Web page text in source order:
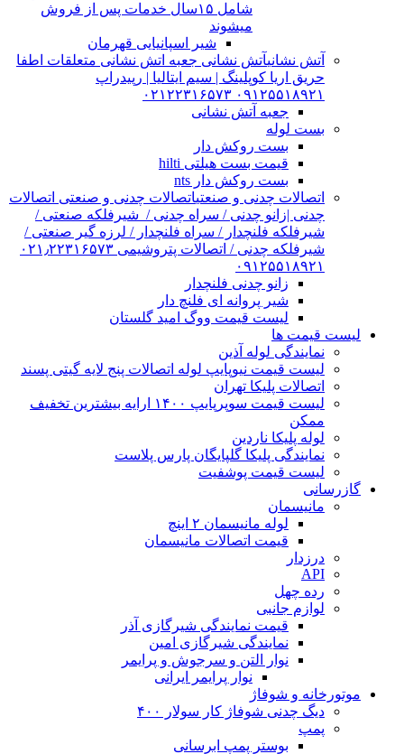
شامل ۱۵سال خدمات پس از فروش
میشوند
شیر اسپانیایی قهرمان
آتش نشانیآتش نشانی جعبه اتش نشانی متعلقات اطفا
حریق اریا کوپلینگ | سیم ایتالیا | رپیدراپ
۰۹۱۲۵۵۱۸۹۲۱ ۰۲۱۲۲۳۱۶۵۷۳
جعبه آتش نشانی
بست لوله
بست روکش دار
قیمت بست هیلتی hilti
بست روکش دار nts
اتصالات چدنی و صنعتیاتصالات چدنی و صنعتی اتصالات
چدنی |زانو چدنی / سراه چدنی / شیرفلکه صنعتی /
شیرفلکه فلنچدار / سراه فلنچدار / لرزه گیر صنعتی /
شیرفلکه چدنی / اتصالات پتروشیمی ۰۲۱٫۲۲۳۱۶۵۷۳
۰۹۱۲۵۵۱۸۹۲۱
زانو چدنی فلنچدار
شیر پروانه ای فلنچ دار
لیست قیمت ووگ امید گلستان
لیست قیمت ها
نمایندگی لوله آذین
لیست قیمت نیوپایپ لوله اتصالات پنج لایه گیتی پسند
اتصالات پلیکا تهران
لیست قیمت سوپرپایپ ۱۴۰۰ ارایه بیشترین تخفیف
ممکن
لوله پلیکا ناردین
نمایندگی پلیکا گلپایگان پارس پلاست
لیست قیمت پوشفیت
گازرسانی
مانیسمان
لوله مانیسمان ۲ اینچ
قیمت اتصالات مانیسمان
درزدار
API
رده چهل
لوازم جانبی
قیمت نمایندگی شیرگازی آذر
نمایندگی شیرگازی امین
نوار التن و سرجوش و پرایمر
نوار پرایمر ایرانی
موتورخانه و شوفاژ
دیگ چدنی شوفاژ کار سولار ۴۰۰
پمپ
بوستر پمپ ابرسانی